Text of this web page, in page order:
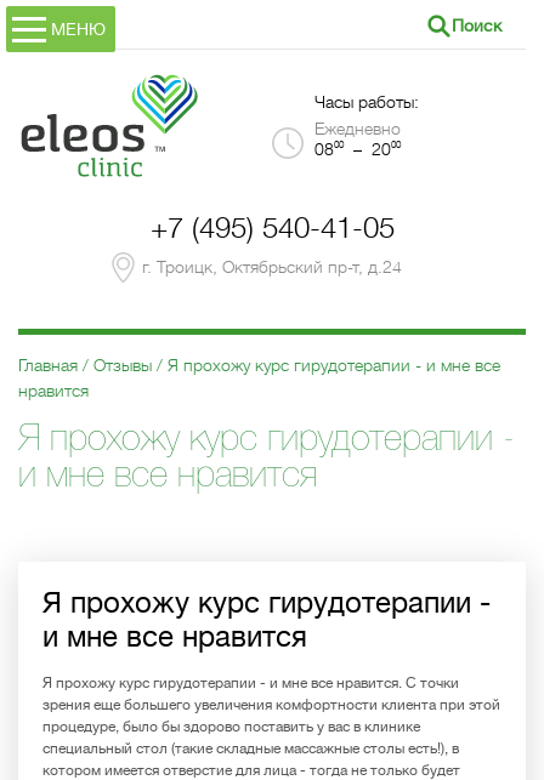
МЕНЮ Поиск
Часы работы:
Ежедневно
0800– 2000
+7 (495) 540-41-05
г. Троицк, Октябрьский пр-т, д.24
Главная Отзывы
Я прохожу курс гирудотерапии - и мне все
нравится
Я прохожу курс гирудотерапии -
и мне все нравится
Я прохожу курс гирудотерапии -
и мне все нравится
Я прохожу курс гирудотерапии - и мне все нравится. С точки
зрения еще большего увеличения комфортности клиента при этой
процедуре, было бы здорово поставить у вас в клинике
специальный стол (такие складные массажные столы есть!), в
котором имеется отверстие для лица - тогда не только будет